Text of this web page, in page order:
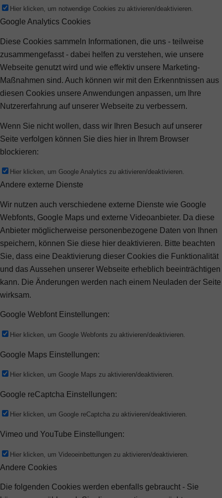
Hier klicken, um notwendige Cookies zu aktivieren/deaktivieren.
Google Analytics Cookies
Diese Cookies sammeln Informationen, die uns - teilweise
zusammengefasst - dabei helfen zu verstehen, wie unsere
Webseite genutzt wird und wie effektiv unsere Marketing-
Maßnahmen sind. Auch können wir mit den Erkenntnissen aus
diesen Cookies unsere Anwendungen anpassen, um Ihre
Nutzererfahrung auf unserer Webseite zu verbessern.
Wenn Sie nicht wollen, dass wir Ihren Besuch auf unserer
Seite verfolgen können Sie dies hier in Ihrem Browser
blockieren:
Hier klicken, um Google Analytics zu aktivieren/deaktivieren.
Andere externe Dienste
Wir nutzen auch verschiedene externe Dienste wie Google
Webfonts, Google Maps und externe Videoanbieter. Da diese
Anbieter möglicherweise personenbezogene Daten von Ihnen
speichern, können Sie diese hier deaktivieren. Bitte beachten
Sie, dass eine Deaktivierung dieser Cookies die Funktionalität
und das Aussehen unserer Webseite erheblich beeinträchtigen
kann. Die Änderungen werden nach einem Neuladen der Seite
wirksam.
Google Webfont Einstellungen:
Hier klicken, um Google Webfonts zu aktivieren/deaktivieren.
Google Maps Einstellungen:
Hier klicken, um Google Maps zu aktivieren/deaktivieren.
Google reCaptcha Einstellungen:
Hier klicken, um Google reCaptcha zu aktivieren/deaktivieren.
Vimeo und YouTube Einstellungen:
Hier klicken, um Videoeinbettungen zu aktivieren/deaktivieren.
Andere Cookies
Die folgenden Cookies werden ebenfalls gebraucht - Sie